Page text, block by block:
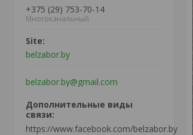
+375 (29) 753-70-14
Многоканальный
belzabor.by
belzabor.by@gmail.com
https://www.facebook.com/belzabor.by